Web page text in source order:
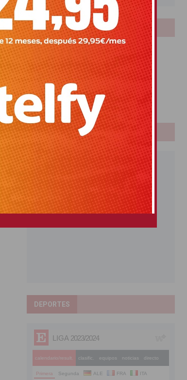
LOTERIAS
Bonoloto
Primitiva
El Gordo
Euromillones
Loteria
Once
PUBLICIDAD
DEPORTES